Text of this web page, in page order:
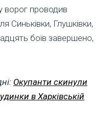
ворог проводив
Синьківки, Глушківки,
боїв завершено,
Окупанти скинули
в Харківській